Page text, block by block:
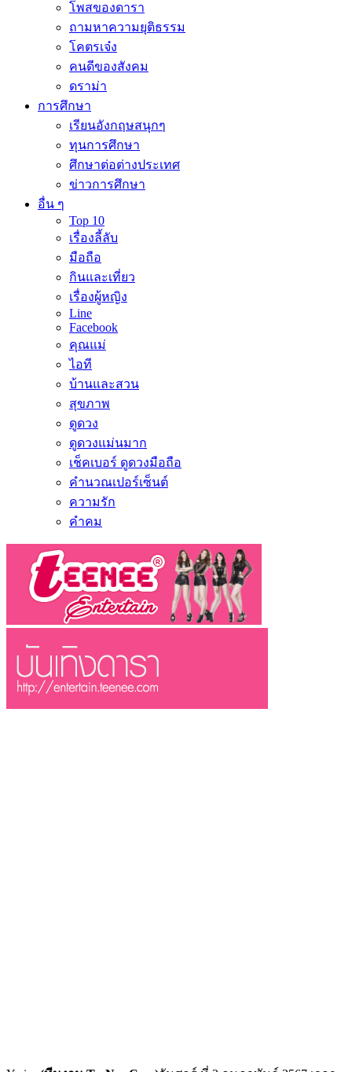
โพสของดารา
ถามหาความยุติธรรม
โคตรเจ๋ง
คนดีของสังคม
ดราม่า
การศึกษา
เรียนอังกฤษสนุกๆ
ทุนการศึกษา
ศึกษาต่อต่างประเทศ
ข่าวการศึกษา
อื่น ๆ
Top 10
เรื่องลี้ลับ
มือถือ
กินและเที่ยว
เรื่องผู้หญิง
Line
Facebook
คุณแม่
ไอที
บ้านและสวน
สุขภาพ
ดูดวง
ดูดวงแม่นมาก
เช็คเบอร์ ดูดวงมือถือ
คำนวณเปอร์เซ็นต์
ความรัก
คำคม